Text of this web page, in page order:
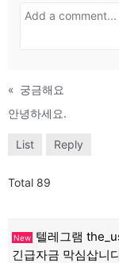
« 궁금해요
안녕하세요.
List Reply
Total 89
New 텔레그램
긴급자금 막심삽니